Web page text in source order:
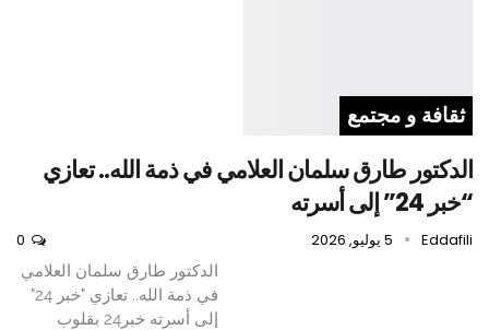
ثقافة و مجتمع
الدكتور طارق سلمان العلامي في ذمة الله.. تعازي
“خبر 24” إلى أسرته
Eddafili 5 يوليو, 2026
الدكتور طارق سلمان العلامي
في ذمة الله.. تعازي "خبر 24"
إلى أسرته خبر24 بقلوب